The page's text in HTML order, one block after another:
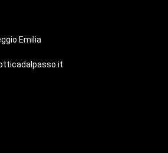
Emilia